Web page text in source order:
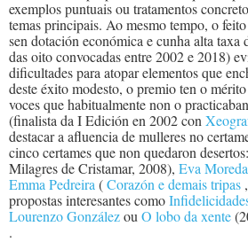
exemplos puntuais ou tratamentos
temas principais. Ao mesmo tempo, o
sen dotación económica e cunha alta taxa
das oito convocadas entre 2002 e 2018)
dificultades para atopar elementos que
deste éxito modesto, o premio ten o
voces que habitualmente non o
(finalista da I Edición en 2002 con
destacar a afluencia de mulleres no
cinco certames que non quedaron
Milagres de Cristamar, 2008), Eva Moreda
Emma Pedreira (Corazón e demais tripas
propostas interesantes como
Lourenzo Gonzálezou O lobo da xente
.